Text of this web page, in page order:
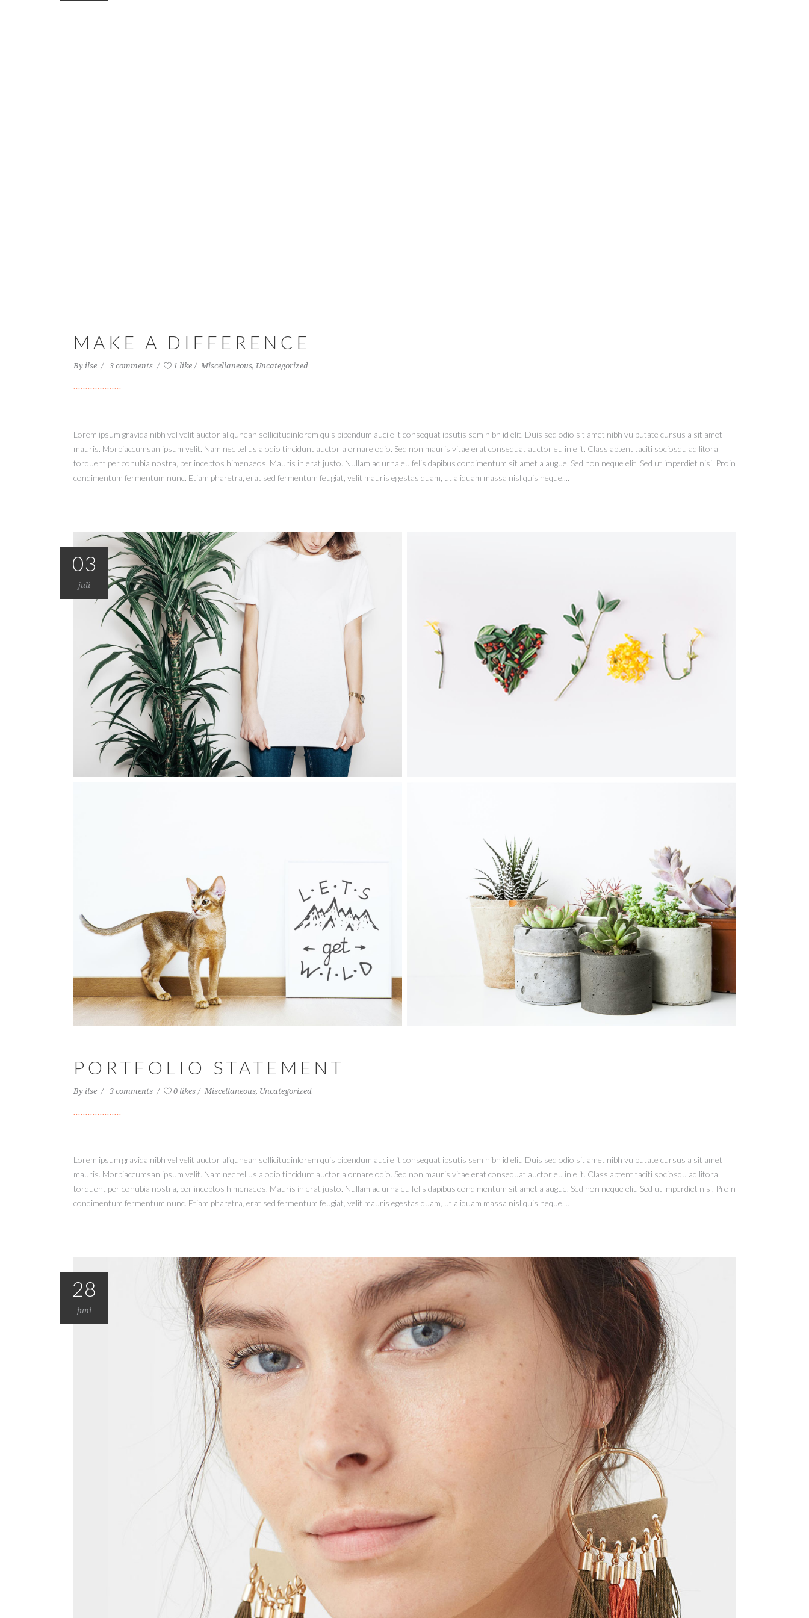
MAKE A DIFFERENCE
By ilse 3 comments 1 like Miscellaneous, Uncategorized
Lorem ipsum gravida nibh vel velit auctor aliqunean sollicitudinlorem quis bibendum auci elit consequat ipsutis sem nibh id elit. Duis sed odio sit amet nibh vulputate cursus a sit amet
mauris. Morbiaccumsan ipsum velit. Nam nec tellus a odio tincidunt auctor a ornare odio. Sed non mauris vitae erat consequat auctor eu in elit. Class aptent taciti sociosqu ad litora
torquent per conubia nostra, per inceptos himenaeos. Mauris in erat justo. Nullam ac urna eu felis dapibus condimentum sit amet a augue. Sed non neque elit. Sed ut imperdiet nisi. Proin
condimentum fermentum nunc. Etiam pharetra, erat sed fermentum feugiat, velit mauris egestas quam, ut aliquam massa nisl quis neque....
03
juli
PORTFOLIO STATEMENT
By ilse 3 comments 0 likes Miscellaneous, Uncategorized
Lorem ipsum gravida nibh vel velit auctor aliqunean sollicitudinlorem quis bibendum auci elit consequat ipsutis sem nibh id elit. Duis sed odio sit amet nibh vulputate cursus a sit amet
mauris. Morbiaccumsan ipsum velit. Nam nec tellus a odio tincidunt auctor a ornare odio. Sed non mauris vitae erat consequat auctor eu in elit. Class aptent taciti sociosqu ad litora
torquent per conubia nostra, per inceptos himenaeos. Mauris in erat justo. Nullam ac urna eu felis dapibus condimentum sit amet a augue. Sed non neque elit. Sed ut imperdiet nisi. Proin
condimentum fermentum nunc. Etiam pharetra, erat sed fermentum feugiat, velit mauris egestas quam, ut aliquam massa nisl quis neque....
28
juni